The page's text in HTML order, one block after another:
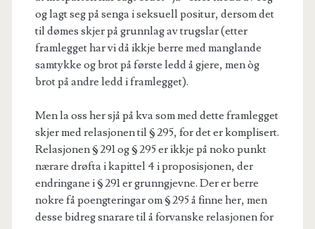
og lagt seg på senga i seksuell positur, dersom det
til dømes skjer på grunnlag av trugslar (etter
framlegget har vi då ikkje berre med manglande
samtykke og brot på første ledd å gjere, men òg
brot på andre ledd i framlegget).
Men la oss her sjå på kva som med dette framlegget
skjer med relasjonen til § 295, for det er komplisert.
Relasjonen § 291 og § 295 er ikkje på noko punkt
nærare drøfta i kapittel 4 i proposisjonen, der
endringane i § 291 er grunngjevne. Der er berre
nokre få poengteringar om § 295 å finne her, men
desse bidreg snarare til å forvanske relasjonen for